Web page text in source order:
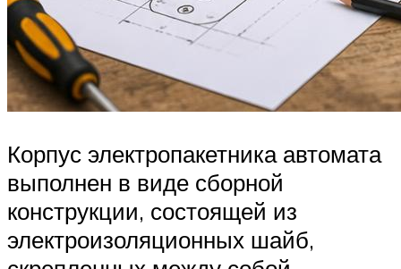
Корпус электропакетника автомата
выполнен в виде сборной
конструкции, состоящей из
электроизоляционных шайб,